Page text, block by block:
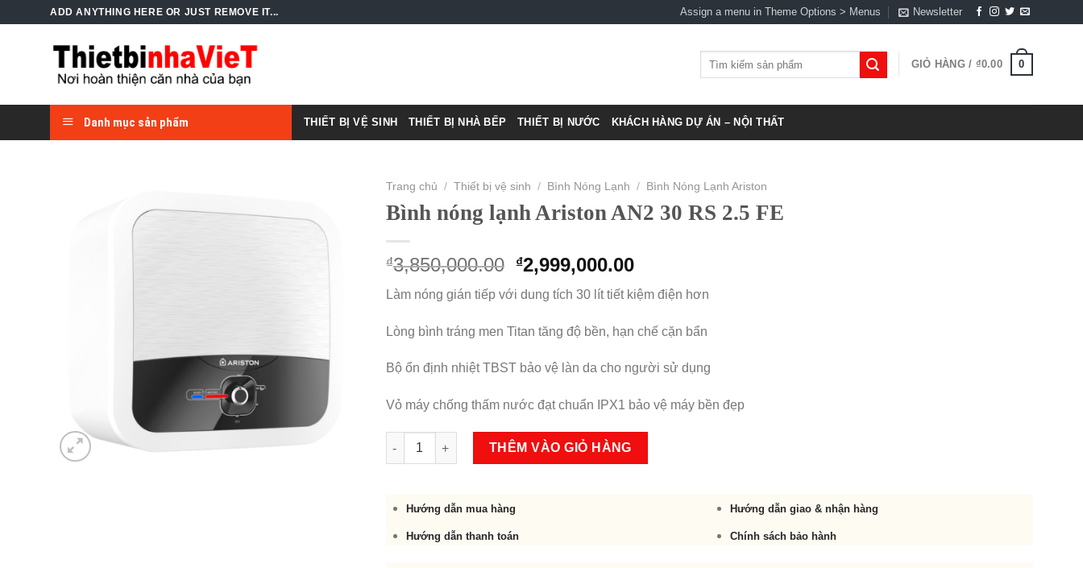
ADD ANYTHING HERE OR JUST REMOVE IT... Assign a menu in Theme Options > Menus Newsletter
GIỎ HÀNG / ₫0.00 0
Danh mục sản phẩm THIẾT BỊ VỆ SINH THIẾT BỊ NHÀ BẾP THIẾT BỊ NƯỚC KHÁCH HÀNG DỰ ÁN – NỘI THẤT
Add to
Wishlist
Trang chủ / Thiết bị vệ sinh / Bình Nóng Lạnh / Bình Nóng Lạnh Ariston
Bình nóng lạnh Ariston AN2 30 RS 2.5 FE
₫3,850,000.00 Original
price
was:
₫3,850,000.00.
₫2,999,000.00Current
price
is:
₫2,999,000.00.
Làm nóng gián tiếp với dung tích 30 lít tiết kiệm điện hơn
Lòng bình tráng men Titan tăng độ bền, hạn chế cặn bẩn
Bộ ổn định nhiệt TBST bảo vệ làn da cho người sử dụng
Vỏ máy chống thấm nước đạt chuẩn IPX1 bảo vệ máy bền đẹp
Bình nóng lạnh Ariston AN2 30 RS 2.5 FE số lượng
THÊM VÀO GIỎ HÀNG
Hướng dẫn mua hàng
Hướng dẫn thanh toán
Hướng dẫn giao & nhận hàng
Chính sách bảo hành